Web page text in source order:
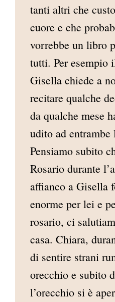
tanti altri che
cuore e che
vorrebbe un libro
tutti. Per esempio
Gisella chiede a
recitare qualche
da qualche mese
udito ad entrambe
Pensiamo subito
Rosario durante
affianco a Gisella
enorme per lei e
rosario, ci
casa. Chiara,
di sentire strani
orecchio e subito
l’orecchio si è